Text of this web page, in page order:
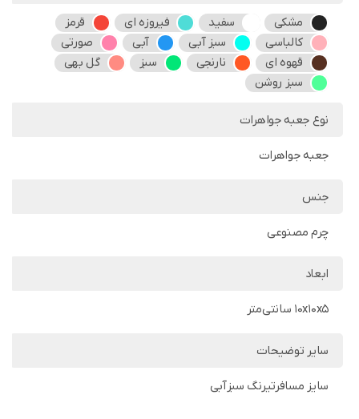
مشکی سفید فیروزه ای
قرمز
کالباسی
سبز آبی آبی
صورتی
قهوه ای
نارنجی سبز
گل بهی
سبز روشن
نوع جعبه جواهرات
جعبه جواهرات
جنس
چرم مصنوعی
ابعاد
10x10x5 سانتی‌متر
سایر توضیحات
سایز مسافرتیرنگ سبزآبی